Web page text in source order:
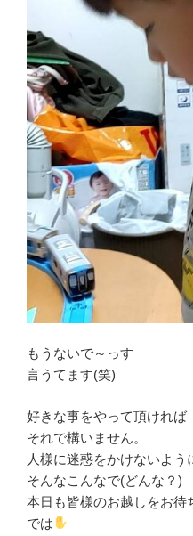
もうないで～っす
言うてます(笑)
好きな事をやって頂ければ
それで構いません。
人様に迷惑をかけないよ
そんなこんなで(どんな？)
本日も皆様のお越しをお待
では